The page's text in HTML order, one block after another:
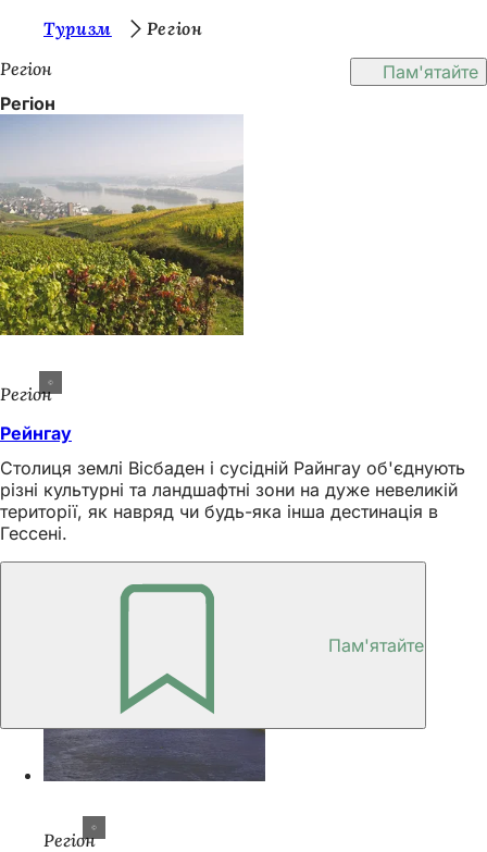
Перейти до змісту
и
т
у
:
Туризм
Регіон
Регіон
Пам'ятайте
Регіон
Регіон
Рейнгау
Столиця землі Вісбаден і сусідній Райнгау об'єднують
різні культурні та ландшафтні зони на дуже невеликій
території, як навряд чи будь-яка інша дестинація в
Гессені.
Пам'ятайте
Регіон